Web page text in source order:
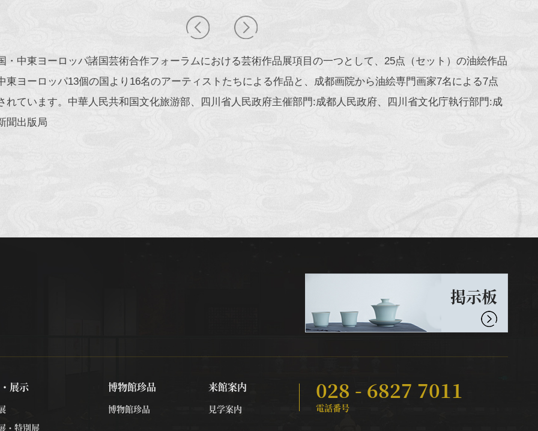
・中東ヨーロッパ諸国芸術合作フォーラムにおける芸術作品展項目の一つとして、25点（セット）の油絵作品
東ヨーロッパ13個の国より16名のアーティストたちによる作品と、成都画院から油絵専門画家7名による7点
れています。中華人民共和国文化旅游部、四川省人民政府主催部門:成都人民政府、四川省文化庁執行部門:成
聞出版局
掲示板
展示
・特別展
博物館珍品
博物館珍品
来館案内
見学案内
028 - 6827 7011
電話番号